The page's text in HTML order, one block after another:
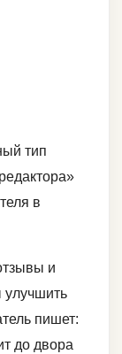
тип
в
и
улучшить
пишет:
до двора